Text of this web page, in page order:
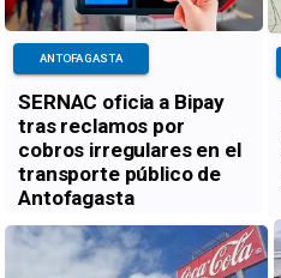
SERNAC oficia a Bipay
tras reclamos por
cobros irregulares en el
transporte público de
Antofagasta
ANTOFAGASTA